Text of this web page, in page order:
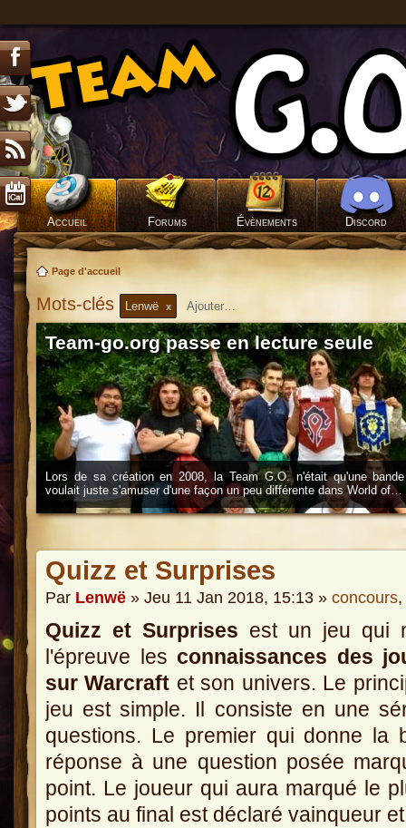
Accueil Forums Évènements Discord
Page d'accueil
Mots-clés Lenwë x
Lors de sa création en 2008, la Team G.O. n'était qu'une
voulait juste s'amuser d'une façon un peu différente dans World of…
Team-go.org passe en lecture seule
Quizz et Surprises
Par Lenwë » Jeu 11 Jan 2018, 15:13 » concours,
Quizz et Surprises est un jeu qui
l'épreuve les connaissances des
sur Warcraft et son univers. Le
jeu est simple. Il consiste en une
questions. Le premier qui donne la
réponse à une question posée
point. Le joueur qui aura marqué le
points au final est déclaré vainqueur